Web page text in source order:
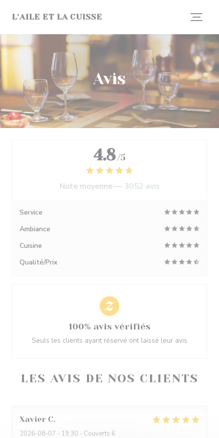
L'AILE ET LA CUISSE
Avis
LES AVIS DE NOS CLIENTS
Xavier C
2026-08-07 - 19:30 - Couverts 6
4.8 /5
Note moyenne — 3052 avis
Service
Ambiance
Cuisine
Qualité/Prix
100% avis vérifiés
Seuls les clients ayant réservé ont laissé leur avis